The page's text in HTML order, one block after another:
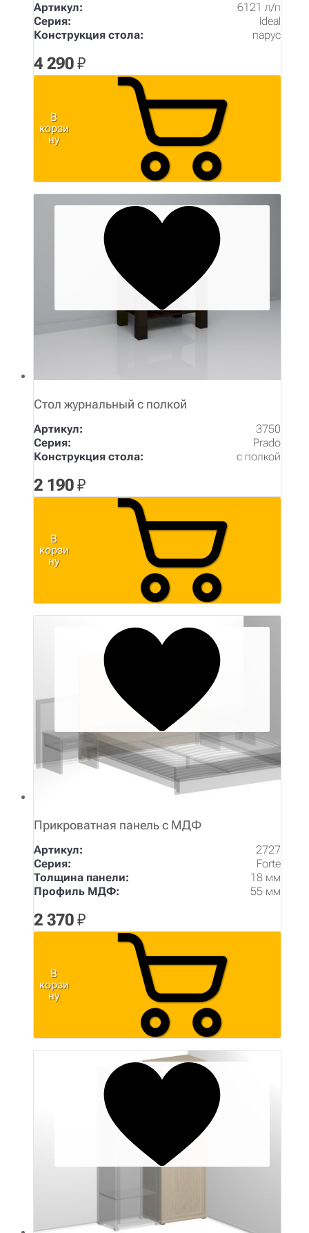
Артикул:
6121 л/п
Серия:
Ideal
Конструкция стола:
парус
4 290₽
В
корзи
ну
Стол журнальный с полкой
Артикул:
3750
Серия:
Prado
Конструкция стола:
с полкой
2 190₽
В
корзи
ну
Прикроватная панель с МДФ
Артикул:
2727
Серия:
Forte
Толщина панели:
18 мм
Профиль МДФ:
55 мм
2 370₽
В
корзи
ну